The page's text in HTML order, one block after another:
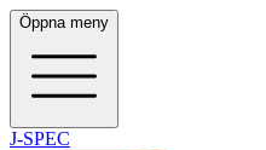
Öppna meny
J-SPEC